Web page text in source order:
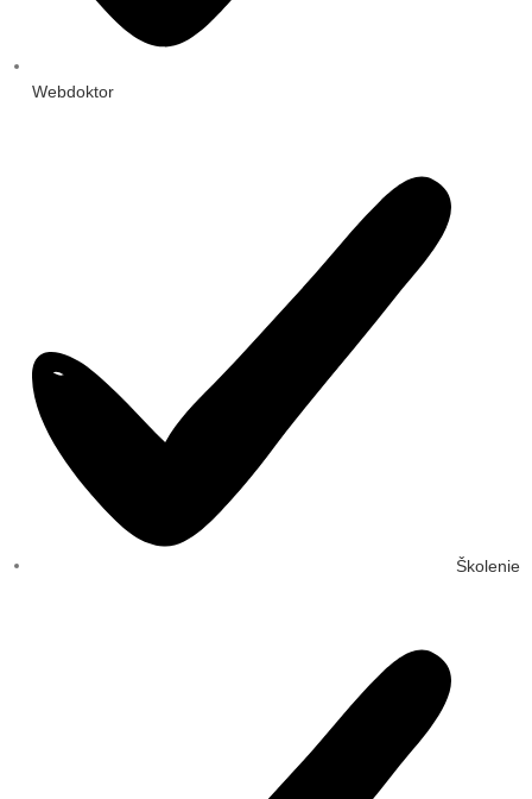
Webdoktor
Školenie